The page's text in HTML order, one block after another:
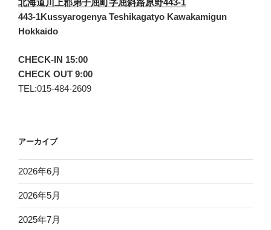
北海道川上郡弟子屈町字屈斜路原野443-1
443-1Kussyarogenya Teshikagatyo Kawakamigun
Hokkaido
CHECK-IN 15:00
CHECK OUT 9:00
TEL:015-484-2609
アーカイブ
2026年6月
2026年5月
2025年7月